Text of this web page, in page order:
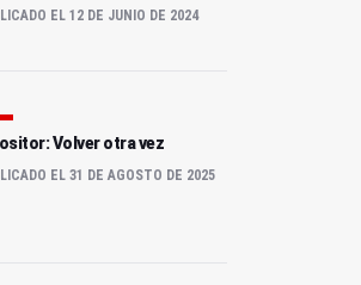
EL 12 DE JUNIO DE 2024
Volver otra vez
EL 31 DE AGOSTO DE 2025